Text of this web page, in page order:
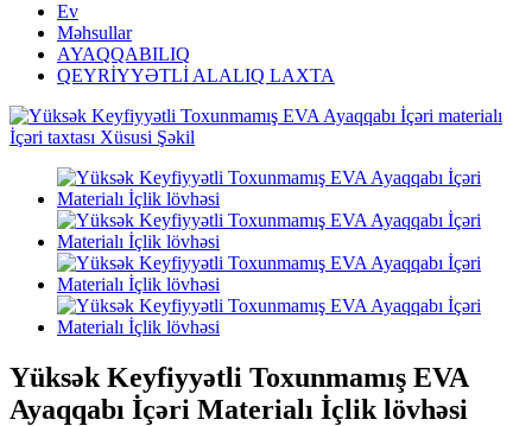
Ev
Məhsullar
AYAQQABILIQ
QEYRİYYƏTLİ ALALIQ LAXTA
Yüksək Keyfiyyətli Toxunmamış EVA
Ayaqqabı İçəri Materialı İçlik lövhəsi